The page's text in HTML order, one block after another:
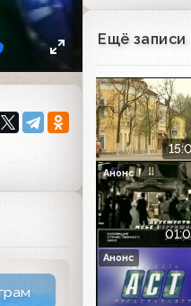
Ещё
Анонс
Анонс